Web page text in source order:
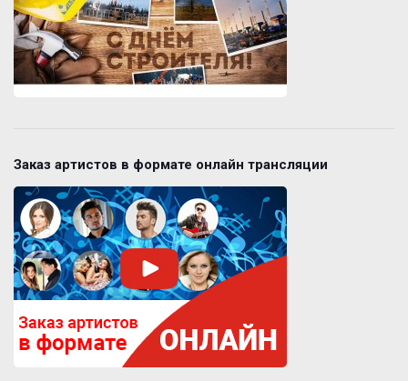
Заказ артистов в формате онлайн трансляции